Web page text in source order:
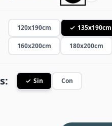
120x190cm 135x190cm
160x200cm 180x200cm
Sin Con